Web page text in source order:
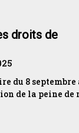
droits de
du 8 septembre
de la peine de